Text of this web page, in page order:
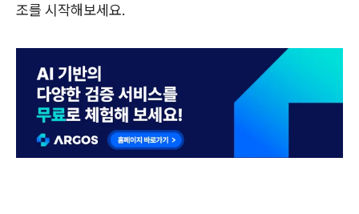
조를 시작해보세요.